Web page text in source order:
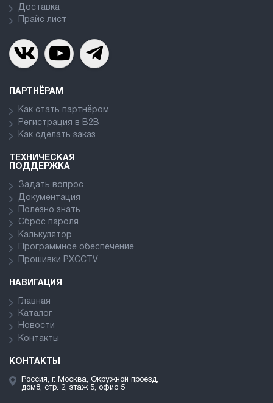
Доставка
Прайс лист
ПАРТНЁРАМ
Как стать партнёром
Регистрация в В2В
Как сделать заказ
ТЕХНИЧЕСКАЯ
ПОДДЕРЖКА
Задать вопрос
Документация
Полезно знать
Сброс пароля
Калькулятор
Программное обеспечение
Прошивки PXCCTV
НАВИГАЦИЯ
Главная
Каталог
Новости
Контакты
КОНТАКТЫ
Россия, г. Москва, Окружной проезд,
дом8, стр. 2, этаж 5, офис 5